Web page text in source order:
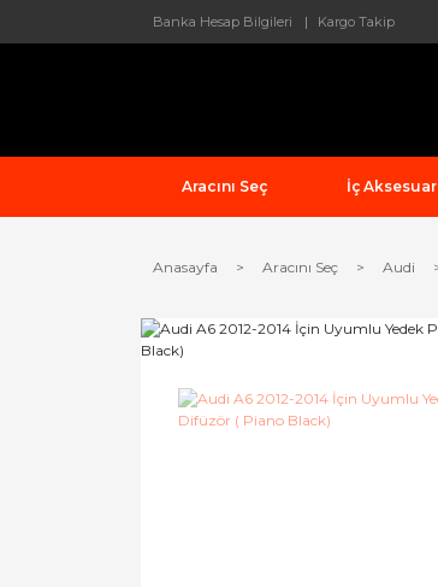
Banka Hesap Bilgileri Kargo Takip
Aracını Seç İç Aksesuar
Anasayfa Aracını Seç Audi